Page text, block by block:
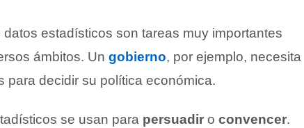
estadísticos son tareas muy importantes
ámbitos. Un gobierno, por ejemplo, necesita
para decidir su política económica.
se usan para persuadir o convencer.